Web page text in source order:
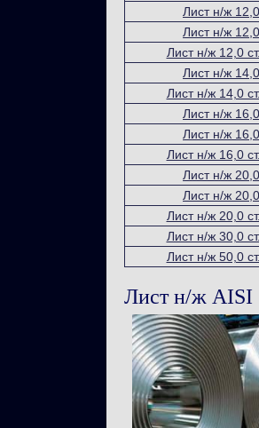
Лист н/ж
Лист н/ж
Лист н/ж 12,0
Лист н/ж
Лист н/ж 14,0
Лист н/ж
Лист н/ж
Лист н/ж 16,0
Лист н/ж
Лист н/ж
Лист н/ж 20,0
Лист н/ж 30,0
Лист н/ж 50,0
Лист н/ж AISI